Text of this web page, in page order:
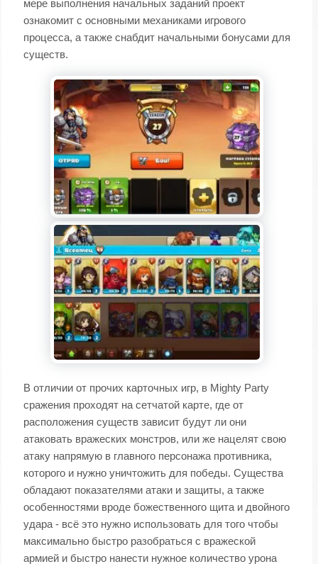
мере выполнения начальных заданий проект
ознакомит с основными механиками игрового
процесса, а также снабдит начальными бонусами для
существ.
В отличии от прочих карточных игр, в Mighty Party
сражения проходят на сетчатой карте, где от
расположения существ зависит будут ли они
атаковать вражеских монстров, или же нацелят свою
атаку напрямую в главного персонажа противника,
которого и нужно уничтожить для победы. Существа
обладают показателями атаки и защиты, а также
особенностями вроде божественного щита и двойного
удара - всё это нужно использовать для того чтобы
максимально быстро разобраться с вражеской
армией и быстро нанести нужное количество урона